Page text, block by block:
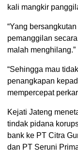
kali mangkir
“Yang
pemanggilan
malah menghilang.”
“Sehingga mau
penangkapan
mempercepat
Kejati Jateng
tindak pidana
bank ke PT Citra
dan PT Seruni